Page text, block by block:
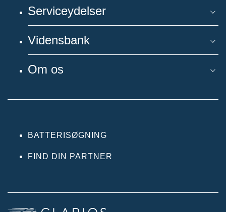
Serviceydelser
Vidensbank
Om os
BATTERISØGNING
FIND DIN PARTNER